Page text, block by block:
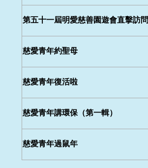
第五十一屆明愛慈善園遊會直擊訪問
慈愛青年約聖母
慈愛青年復活啦
慈愛青年講環保（第一輯）
慈愛青年過鼠年